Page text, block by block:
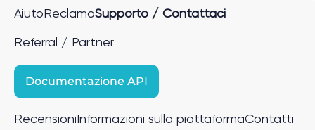
Aiuto ReclamoSupporto / Contattaci
Referral / Partner
Documentazione API
Recensioni Informazioni sulla piattaformaContatti